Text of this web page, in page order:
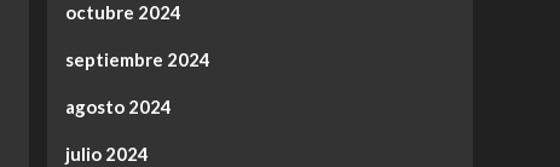
octubre 2024
septiembre 2024
agosto 2024
julio 2024